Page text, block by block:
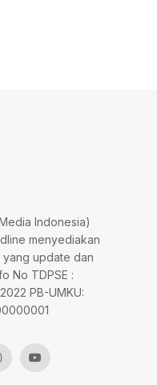
Indonesia)
menyediakan
yang update dan
No TDPSE :
PB-UMKU: